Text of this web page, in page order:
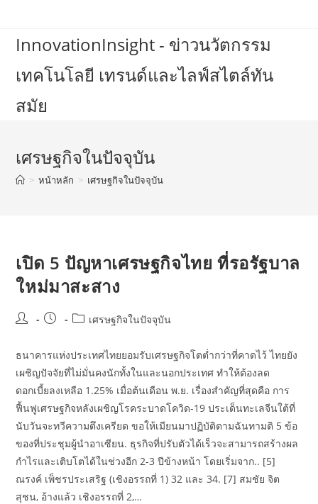
contentInnovationInsight - ข่าวนวัตกรรม
เทคโนโลยี เทรนด์และไลฟ์สไตล์ทัน
สมัย
เศรษฐกิจในปัจจุบัน
> หน้าหลัก > เศรษฐกิจในปัจจุบัน
เปิด 5 ปัญหาเศรษฐกิจไทย ที่รอรัฐบาล
ใหม่มาสะสาง
Post
Post
Postเศรษฐกิจในปัจจุบัน
ธนาคารแห่งประเทศไทยยอมรับเศรษฐกิจโตต่ำกว่าที่คาดไว้ ไทยยัง
เผชิญปัจจัยที่ไม่มั่นคงนักทั้งในและนอกประเทศ ทำให้ต้องลด
ดอกเบี้ยลงเหลือ 1.25% เมื่อต้นเดือน พ.ย. เรื่องสำคัญที่สุดคือ การ
ฟื้นฟูเศรษฐกิจหลังเผชิญโรคระบาดโควิด-19 ประเด็นทะเลจีนใต้ที่
นับวันจะทวีความตึงเครียด ขอให้เมียนมาปฏิบัติตามฉันทามติ 5 ข้อ
ของที่ประชุมผู้นำอาเซียน. ธุรกิจที่ปรับตัวได้เร็วจะสามารถสร้างผล
กำไรและเติบโตได้ในช่วงอีก 2-3 ปีข้างหน้า โดยเริ่มจาก.. [5]
ณรงค์ เพ็ชรประเสริฐ (เชิงอรรถที่ 1) 32 และ 34. [7] สมชัย จิต
สุชน, อ้างแล้ว เชิงอรรถที่ 2,…